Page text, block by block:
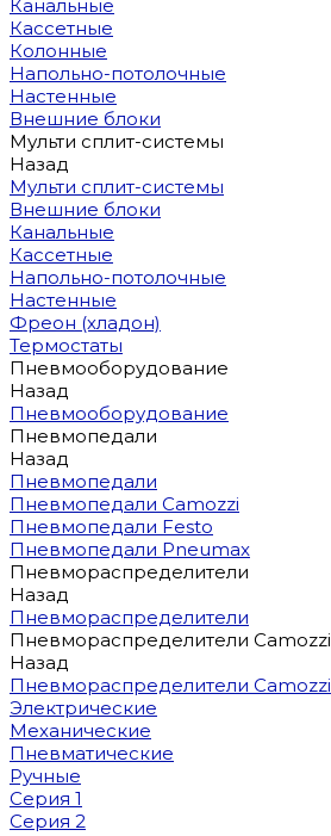
Канальные
Кассетные
Колонные
Напольно-потолочные
Настенные
Внешние блоки
Мульти сплит-системы
Назад
Мульти сплит-системы
Внешние блоки
Канальные
Кассетные
Напольно-потолочные
Настенные
Фреон (хладон)
Термостаты
Пневмооборудование
Назад
Пневмооборудование
Пневмопедали
Назад
Пневмопедали
Пневмопедали Camozzi
Пневмопедали Festo
Пневмопедали Pneumax
Пневмораспределители
Назад
Пневмораспределители
Пневмораспределители Camozzi
Назад
Пневмораспределители Camozzi
Электрические
Механические
Пневматические
Ручные
Серия 1
Серия 2